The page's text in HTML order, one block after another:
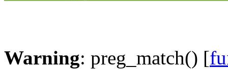
Warning: preg_match() [